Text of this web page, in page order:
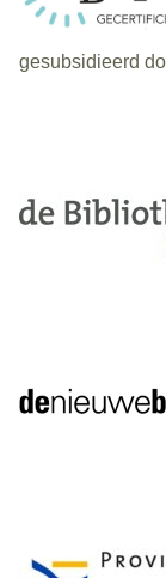
gesubsidieerd